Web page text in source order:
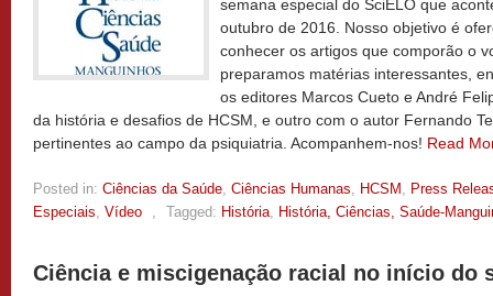
semana especial do SciELO que
outubro de 2016. Nosso objetivo é
conhecer os artigos que comporão o
preparamos matérias interessantes,
os editores Marcos Cueto e André
da história e desafios de HCSM, e outro com o autor Fernando
pertinentes ao campo da psiquiatria. Acompanhem-nos! Read
Posted in: Ciências da Saúde, Ciências Humanas, HCSM , Press
Especiais, Vídeo , Tagged: História, História, Ciências, Saúde-
Ciência e miscigenação racial no início do